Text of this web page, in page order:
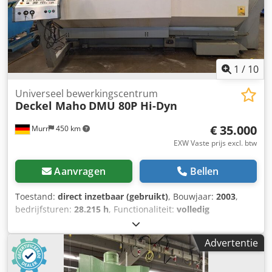
hoogte verstelbare machinevoeten
Gebruikershandleidingen DE MACHINE KOMT UIT EEN
INSTITUUT EN VERKEERT IN UITSTEKENDE STAAT!!
Cedpeym Rnkjfx Ac Horf AANTAL INGESCHAKELDE UREN:
29.496 uur PROGRAMMATIJD: 10.050 uur
1 / 10
Murr 450 km
Universeel bewerkingscentrum
Deckel Maho DMU 80P Hi-Dyn
€ 35.000
EXW Vaste prijs excl. btw
Aanvragen Bellen
Toestand: direct inzetbaar (gebruikt), Bouwjaar: 2003,
bedrijfsturen: 28.215 h, Functionaliteit: volledig
, machine-/voertuignummer:
verplaatsingsafstand X-as:800 mm, verplaatsing Y-as:700
mm, verplaatsingsafstand Z-as:600 mm, snelle
verplaatsing X-as: 40 m/min , snelle verplaatsing Y-as:
Advertentie